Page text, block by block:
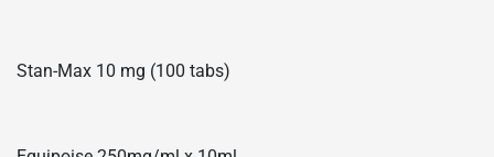
Stan-Max 10 mg (100 tabs)